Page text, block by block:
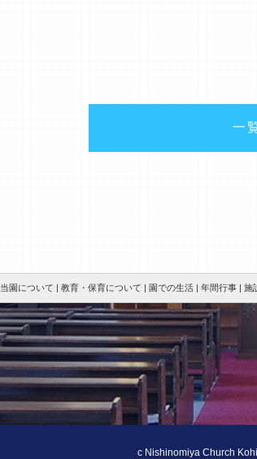
一
当園について | 教育・保育について | 園での生活 | 年間行事 | 施
c Nishinomiya Church